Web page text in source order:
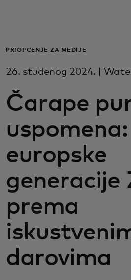
Za poslovanje
Za inovatore
Novosti i trendovi
PRIOPĆENJE ZA MEDIJE
26. studenog 2024. |
Čarape
europske
generacije
prema
darovima